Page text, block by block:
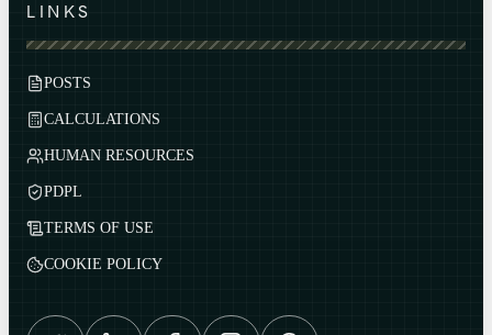
LINKS
POSTS
CALCULATIONS
HUMAN RESOURCES
PDPL
TERMS OF USE
COOKIE POLICY